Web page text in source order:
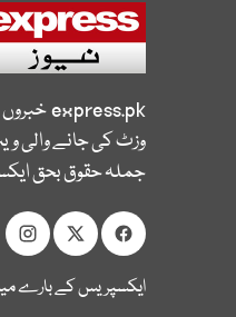
express.pk
وزٹ کی جانے والی
جملہ حقوق بحق
ایکسپریس کے بارے